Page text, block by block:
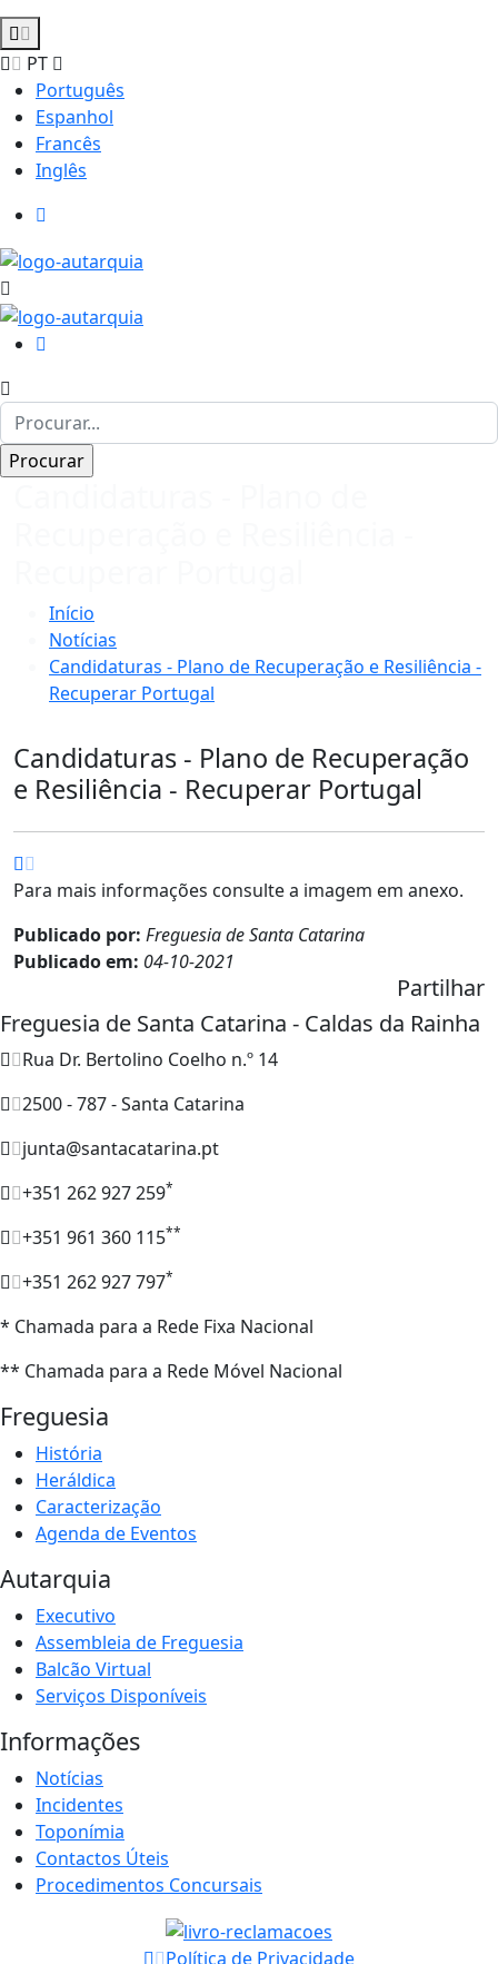
PT
Português
Espanhol
Francês
Inglês
Início
Notícias
Candidaturas - Plano de Recuperação e Resiliência -
Recuperar Portugal
Candidaturas - Plano de Recuperação
e Resiliência - Recuperar Portugal
Para mais informações consulte a imagem em anexo.
Publicado por: Freguesia de Santa Catarina
Publicado em: 04-10-2021
Partilhar
Freguesia de Santa Catarina - Caldas da Rainha
Rua Dr. Bertolino Coelho n.º 14
2500 - 787 - Santa Catarina
junta@santacatarina.pt
+351 262 927 259*
+351 961 360 115**
+351 262 927 797*
* Chamada para a Rede Fixa Nacional
** Chamada para a Rede Móvel Nacional
Freguesia
História
Heráldica
Caracterização
Agenda de Eventos
Autarquia
Executivo
Assembleia de Freguesia
Balcão Virtual
Serviços Disponíveis
Informações
Notícias
Incidentes
Toponímia
Contactos Úteis
Procedimentos Concursais
Política de Privacidade